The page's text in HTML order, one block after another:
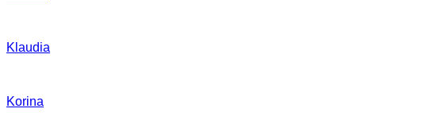
Klaudia
Korina